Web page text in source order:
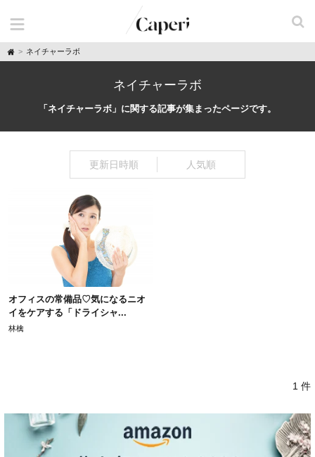
H
o
ネイチャーラボ
ネイチャーラボ
「ネイチャーラボ」に関する記事が集まったページです。
更新日時順 人気順
オフィスの常備品♡気になるニオ
イをケアする「ドライシャ...
林檎
1 件